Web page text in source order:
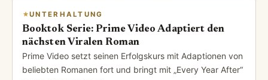
UNTERHALTUNG
Booktok Serie: Prime Video Adaptiert den
nächsten Viralen Roman
Prime Video setzt seinen Erfolgskurs mit Adaptionen von
beliebten Romanen fort und bringt mit „Every Year After“